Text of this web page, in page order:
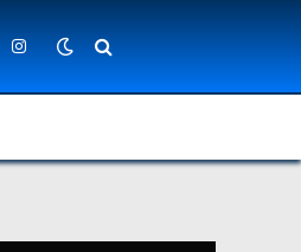
Instagram